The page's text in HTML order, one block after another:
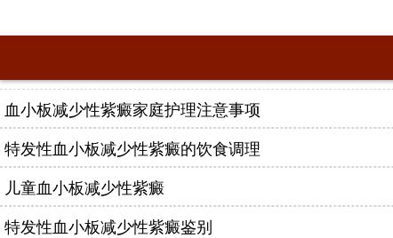
血小板减少性紫癜家庭护理注意事项
特发性血小板减少性紫癜的饮食调理
儿童血小板减少性紫癜
特发性血小板减少性紫癜鉴别